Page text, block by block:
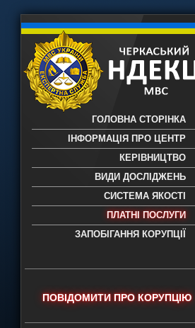
науково-дослідний експертно-
- проведення всих видів судових
експертиз
ГОЛОВНА СТОРІНКА
ІНФОРМАЦІЯ ПРО ЦЕНТР
КЕРІВНИЦТВО
ВИДИ ДОСЛІДЖЕНЬ
СИСТЕМА ЯКОСТІ
ПЛАТНІ ПОСЛУГИ
ЗАПОБІГАННЯ КОРУПЦІЇ
ПОВІДОМИТИ ПРО КОРУПЦІЮ